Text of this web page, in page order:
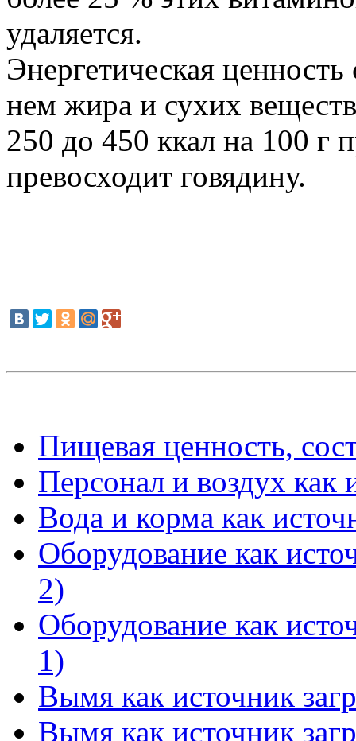
удаляется.
Энергетическая
нем жира и сухих
250 до 450 ккал на 100 г
превосходит говядину.
Пищевая ценность,
Персонал и воздух как
Вода и корма как
Оборудование как
2)
Оборудование как
1)
Вымя как источник
Вымя как источник